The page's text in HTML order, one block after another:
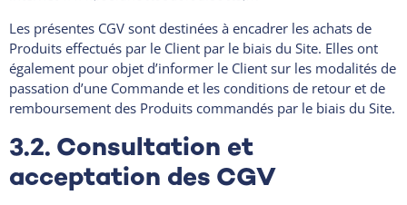
Les présentes CGV sont destinées à encadrer les achats de
Produits effectués par le Client par le biais du Site. Elles ont
également pour objet d’informer le Client sur les modalités de
passation d’une Commande et les conditions de retour et de
remboursement des Produits commandés par le biais du Site.
3.2. Consultation et
acceptation des CGV